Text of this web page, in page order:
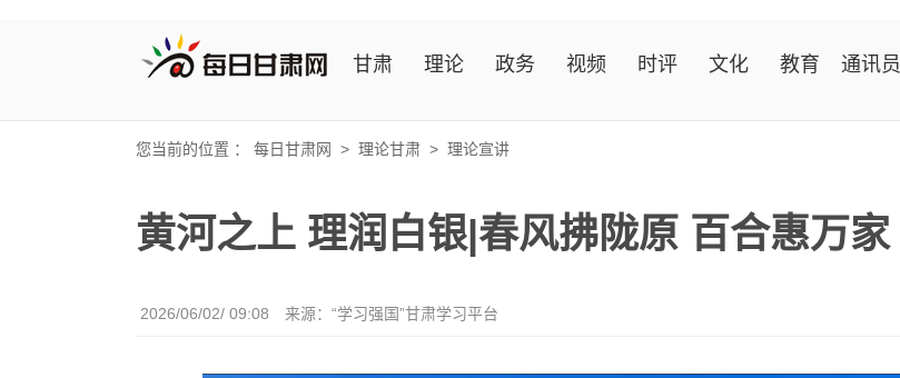
甘肃 理论 政务 视频 时评 文化 教育 通讯员
您当前的位置 ： 每日甘肃网 > 理论甘肃 > 理论宣讲
黄河之上 理润白银|春风拂陇原 百合惠万家
2026/06/02/ 09:08 来源：“学习强国”甘肃学习平台